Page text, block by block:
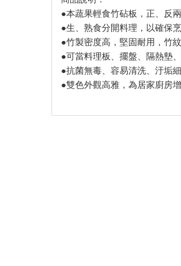
●本蔬果輕食竹砧板，正、反
●生、熟食分開料理，以確保
●竹製密度高，堅固耐用，竹
●可當料理板、擺盤、隔熱墊
●抗菌無毒、容易清洗、汙垢細
●雙色外觀高雅，為居家廚房